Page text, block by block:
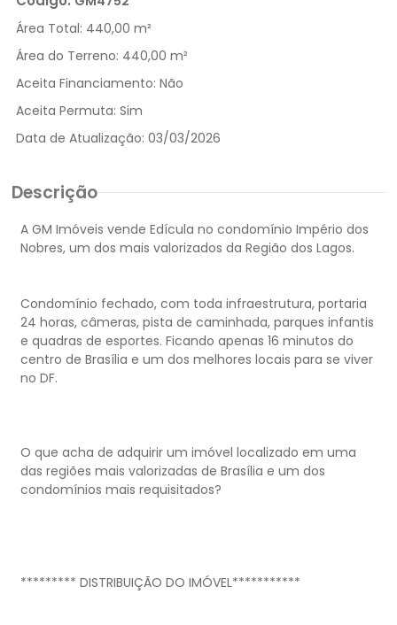
Área Total: 440,00 m²
Área do Terreno: 440,00 m²
Aceita Financiamento: Não
Aceita Permuta: Sim
Data de Atualização: 03/03/2026
Descrição
A GM Imóveis vende Edícula no condomínio Império dos
Nobres, um dos mais valorizados da Região dos Lagos.
Condomínio fechado, com toda infraestrutura, portaria
24 horas, câmeras, pista de caminhada, parques infantis
e quadras de esportes. Ficando apenas 16 minutos do
centro de Brasília e um dos melhores locais para se viver
no DF.
O que acha de adquirir um imóvel localizado em uma
das regiões mais valorizadas de Brasília e um dos
condomínios mais requisitados?
********* DISTRIBUIÇÃO DO IMÓVEL***********